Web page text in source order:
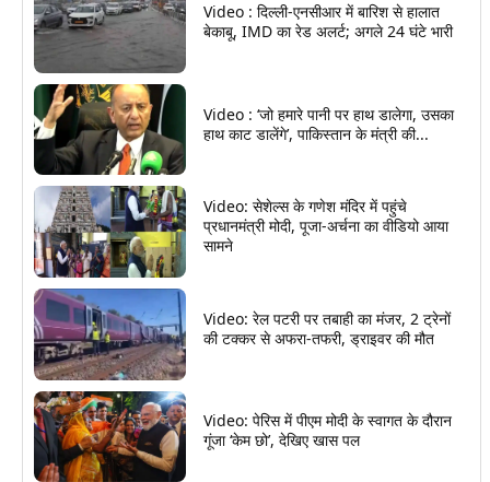
Video : दिल्ली-एनसीआर में बारिश से हालात
बेकाबू, IMD का रेड अलर्ट; अगले 24 घंटे भारी
Video : ‘जो हमारे पानी पर हाथ डालेगा, उसका
हाथ काट डालेंगे’, पाकिस्तान के मंत्री की...
Video: सेशेल्स के गणेश मंदिर में पहुंचे
प्रधानमंत्री मोदी, पूजा-अर्चना का वीडियो आया
सामने
Video: रेल पटरी पर तबाही का मंजर, 2 ट्रेनों
की टक्कर से अफरा-तफरी, ड्राइवर की मौत
Video: पेरिस में पीएम मोदी के स्वागत के दौरान
गूंजा ‘केम छो’, देखिए खास पल